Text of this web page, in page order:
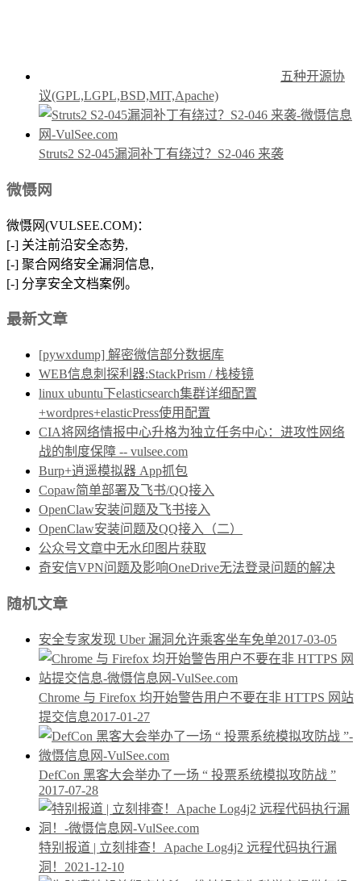
五种开源协
议(GPL,LGPL,BSD,MIT,Apache)
Struts2 S2-045漏洞补丁有绕过？S2-046 来袭
微慑网
微慑网(VULSEE.COM)：
[-] 关注前沿安全态势,
[-] 聚合网络安全漏洞信息,
[-] 分享安全文档案例。
最新文章
[pywxdump] 解密微信部分数据库
WEB信息刺探利器:StackPrism / 栈棱镜
linux ubuntu下elasticsearch集群详细配置
+wordpres+elasticPress使用配置
CIA将网络情报中心升格为独立任务中心：进攻性网络
战的制度保障 -- vulsee.com
Burp+逍遥模拟器 App抓包
Copaw简单部署及飞书/QQ接入
OpenClaw安装问题及飞书接入
OpenClaw安装问题及QQ接入（二）
公众号文章中无水印图片获取
奇安信VPN问题及影响OneDrive无法登录问题的解决
随机文章
安全专家发现 Uber 漏洞允许乘客坐车免单2017-03-05
Chrome 与 Firefox 均开始警告用户不要在非 HTTPS 网站
提交信息2017-01-27
DefCon 黑客大会举办了一场 “ 投票系统模拟攻防战 ”
2017-07-28
特别报道 | 立刻排查！Apache Log4j2 远程代码执行漏
洞！ 2021-12-10